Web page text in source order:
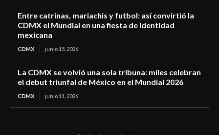
Entre catrinas, mariachis y futbol: así convirtió la
CDMX el Mundial en una fiesta de identidad
mexicana
CDMX junio 15, 2026
La CDMX se volvió una sola tribuna: miles celebran
el debut triunfal de México en el Mundial 2026
CDMX junio 11, 2026